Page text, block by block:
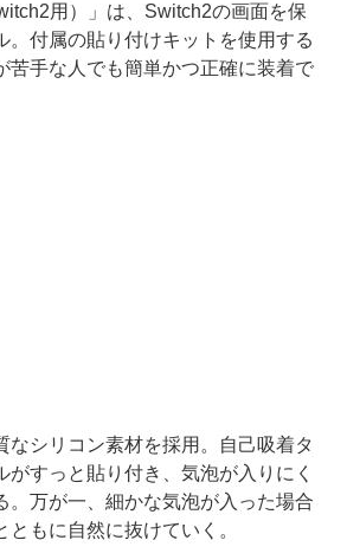
用）」は、Switch2の画面を保
。付属の貼り付けキットを使用する
苦手な人でも簡単かつ正確に装着で
シリコン素材を採用。自己吸着タ
がすっと貼り付き、気泡が入りにく
。万が一、細かな気泡が入った場合
もに自然に抜けていく。